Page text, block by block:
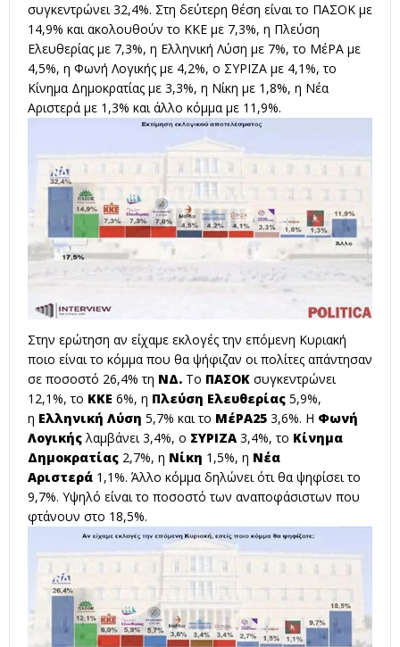
συγκεντρώνει 32,4%. Στη δεύτερη θέση είναι το ΠΑΣΟΚ με
14,9% και ακολουθούν το ΚΚΕ με 7,3%, η Πλεύση
Ελευθερίας με 7,3%, η Ελληνική Λύση με 7%, το ΜέΡΑ με
4,5%, η Φωνή Λογικής με 4,2%, ο ΣΥΡΙΖΑ με 4,1%, το
Κίνημα Δημοκρατίας με 3,3%, η Νίκη με 1,8%, η Νέα
Αριστερά με 1,3% και άλλο κόμμα με 11,9%.
Στην ερώτηση αν είχαμε εκλογές την επόμενη Κυριακή
ποιο είναι το κόμμα που θα ψήφιζαν οι πολίτες απάντησαν
σε ποσοστό 26,4% τη ΝΔ. Το ΠΑΣΟΚ συγκεντρώνει
12,1%, το ΚΚΕ 6%, η Πλεύση Ελευθερίας 5,9%,
η Ελληνική Λύση 5,7% και το ΜέΡΑ25 3,6%. Η Φωνή
Λογικής λαμβάνει 3,4%, ο ΣΥΡΙΖΑ 3,4%, το Κίνημα
Δημοκρατίας 2,7%, η Νίκη 1,5%, η Νέα
Αριστερά 1,1%. Άλλο κόμμα δηλώνει ότι θα ψηφίσει το
9,7%. Υψηλό είναι το ποσοστό των αναποφάσιστων που
φτάνουν στο 18,5%.